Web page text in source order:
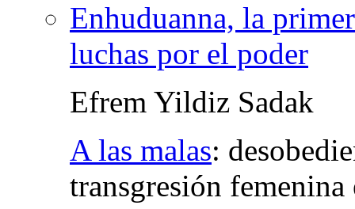
Enhuduanna, la
luchas por el poder
Efrem Yildiz Sadak
A las malas:
transgresión